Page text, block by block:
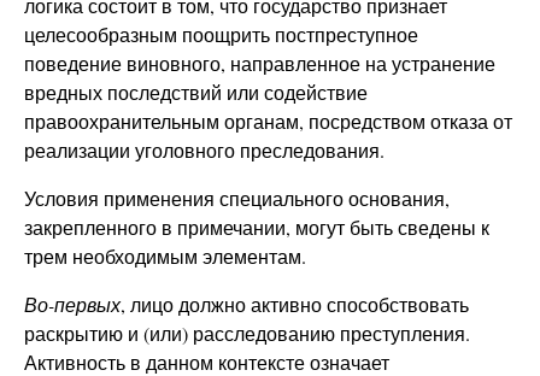
логика состоит в том, что государство признает
целесообразным поощрить постпреступное
поведение виновного, направленное на устранение
вредных последствий или содействие
правоохранительным органам, посредством отказа от
реализации уголовного преследования.
Условия применения специального основания,
закрепленного в примечании, могут быть сведены к
трем необходимым элементам.
Во-первых, лицо должно активно способствовать
раскрытию и (или) расследованию преступления.
Активность в данном контексте означает